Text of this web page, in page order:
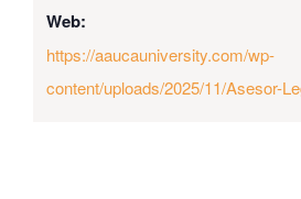
Web:
https://aaucauniversity.com/wp-
content/uploads/2025/11/Asesor-